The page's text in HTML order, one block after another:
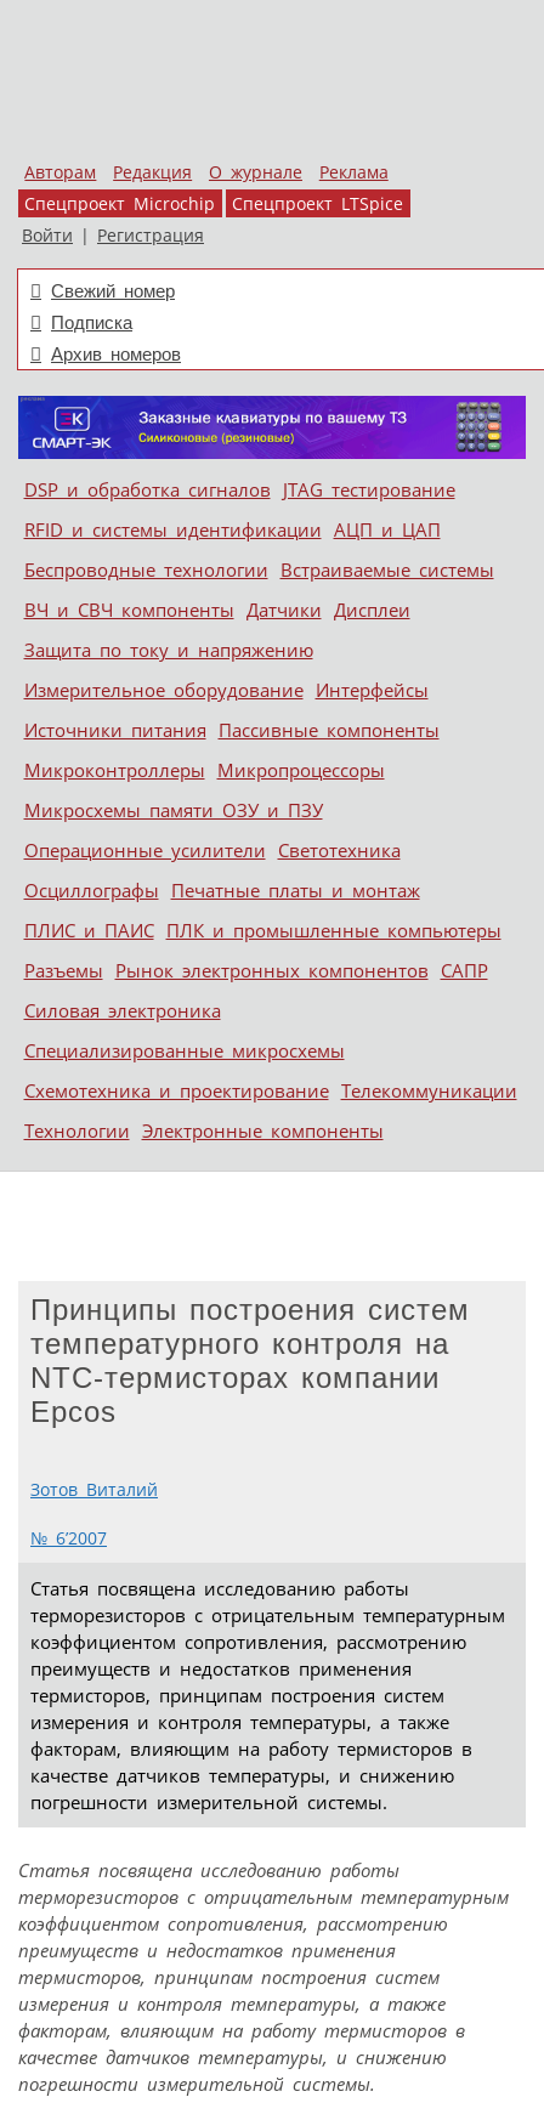
Авторам Редакция О журнале
Реклама
Спецпроект Microchip
Спецпроект LTSpice
Войти | Регистрация
Свежий номер
Подписка
Архив номеров
Меню
Skip to content
DSP и обработка сигналов JTAG тестирование
RFID и системы идентификации АЦП и ЦАП
Беспроводные технологии Встраиваемые системы
ВЧ и СВЧ компоненты Датчики Дисплеи
Защита по току и напряжению
Измерительное оборудование Интерфейсы
Источники питания Пассивные компоненты
Микроконтроллеры Микропроцессоры
Микросхемы памяти ОЗУ и ПЗУ
Операционные усилители Светотехника
Осциллографы Печатные платы и монтаж
ПЛИС и ПАИС ПЛК и промышленные компьютеры
Разъемы Рынок электронных компонентов САПР
Силовая электроника
Специализированные микросхемы
Схемотехника и проектирование Телекоммуникации
Технологии Электронные компоненты
Принципы построения систем
температурного контроля на
NTC-термисторах компании
Epcos
Зотов Виталий
№ 6’2007
Статья посвящена исследованию работы
терморезисторов с отрицательным температурным
коэффициентом сопротивления, рассмотрению
преимуществ и недостатков применения
термисторов, принципам построения систем
измерения и контроля температуры, а также
факторам, влияющим на работу термисторов в
качестве датчиков температуры, и снижению
погрешности измерительной системы.
Статья посвящена исследованию работы
терморезисторов с отрицательным температурным
коэффициентом сопротивления, рассмотрению
преимуществ и недостатков применения
термисторов, принципам построения систем
измерения и контроля температуры, а также
факторам, влияющим на работу термисторов в
качестве датчиков температуры, и снижению
погрешности измерительной системы.